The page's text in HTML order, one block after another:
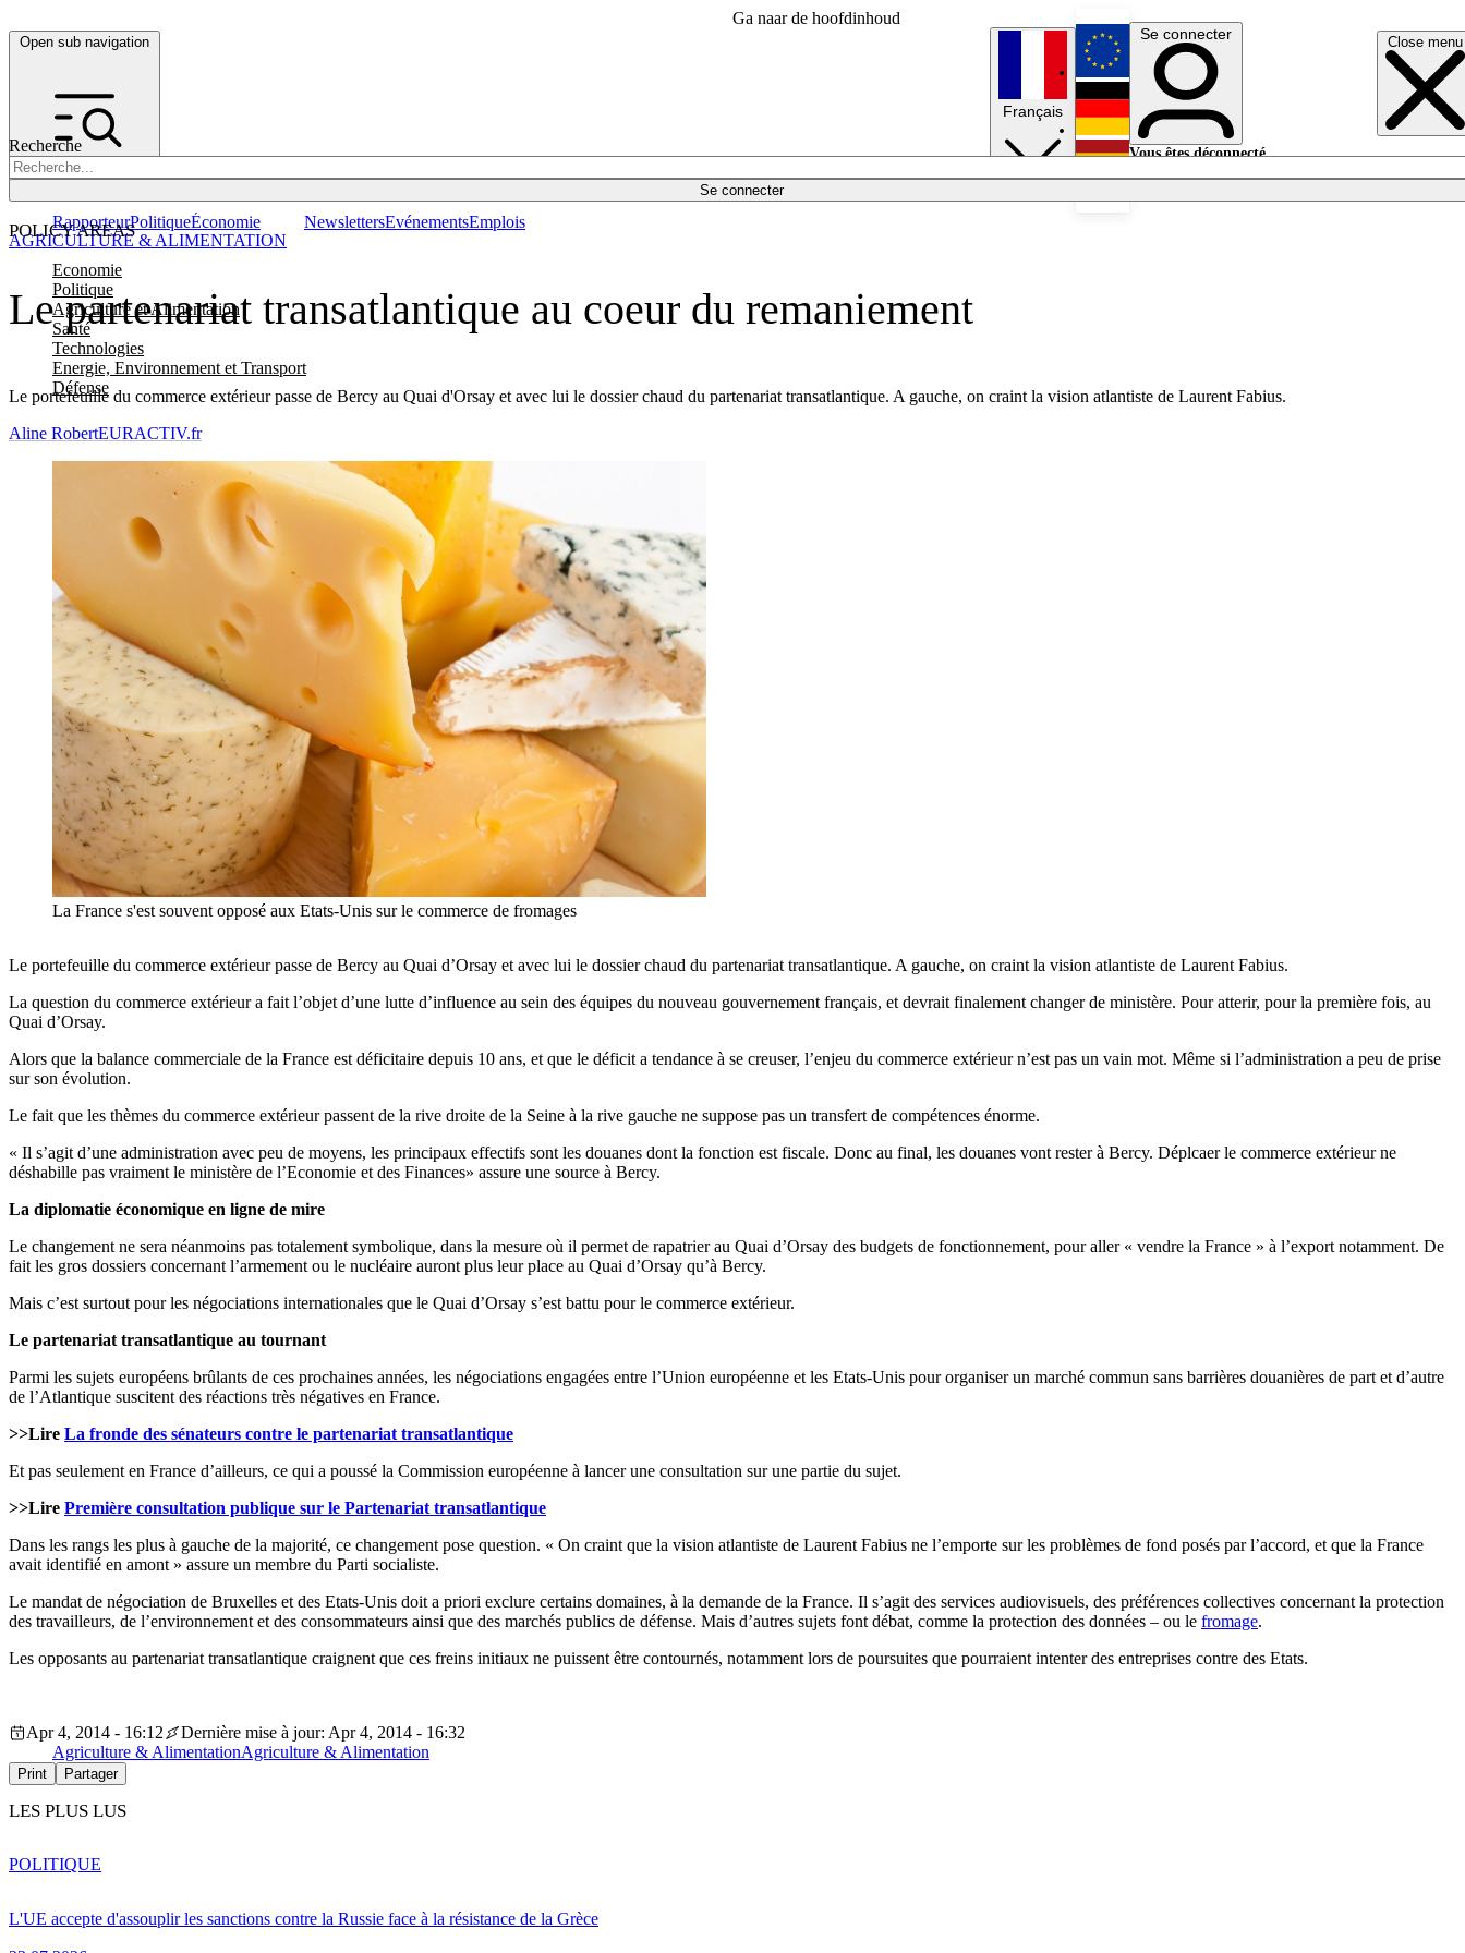
Ga naar de hoofdinhoud
Open sub navigation Close menu
Recherche
Se connecter
POLICY AREAS
Economie
Politique
Agriculture et Alimentation
Santé
Technologies
Energie, Environnement et Transport
Défense
RapporteurPolitiqueÉconomie NewslettersEvénementsEmplois
Français
English
Deutsch
Se connecter
Vous êtes déconnecté.
Le partenariat transatlantique au coeur du remaniement
Le portefeuille du commerce extérieur passe de Bercy au Quai d'Orsay et avec lui le dossier chaud du partenariat transatlantique. A gauche, on craint la vision atlantiste de Laurent Fabius.
AGRICULTURE & ALIMENTATION
Aline RobertEURACTIV.fr
La France s'est souvent opposé aux Etats-Unis sur le commerce de fromages
Le portefeuille du commerce extérieur passe de Bercy au Quai d’Orsay et avec lui le dossier chaud du partenariat transatlantique. A gauche, on craint la vision atlantiste de Laurent Fabius.
La question du commerce extérieur a fait l’objet d’une lutte d’influence au sein des équipes du nouveau gouvernement français, et devrait finalement changer de ministère. Pour atterir, pour la première fois, au
Quai d’Orsay.
Alors que la balance commerciale de la France est déficitaire depuis 10 ans, et que le déficit a tendance à se creuser, l’enjeu du commerce extérieur n’est pas un vain mot. Même si l’administration a peu de prise
sur son évolution.
Le fait que les thèmes du commerce extérieur passent de la rive droite de la Seine à la rive gauche ne suppose pas un transfert de compétences énorme.
« Il s’agit d’une administration avec peu de moyens, les principaux effectifs sont les douanes dont la fonction est fiscale. Donc au final, les douanes vont rester à Bercy. Déplcaer le commerce extérieur ne
déshabille pas vraiment le ministère de l’Economie et des Finances» assure une source à Bercy.
La diplomatie économique en ligne de mire
Le changement ne sera néanmoins pas totalement symbolique, dans la mesure où il permet de rapatrier au Quai d’Orsay des budgets de fonctionnement, pour aller « vendre la France » à l’export notamment. De
fait les gros dossiers concernant l’armement ou le nucléaire auront plus leur place au Quai d’Orsay qu’à Bercy.
Mais c’est surtout pour les négociations internationales que le Quai d’Orsay s’est battu pour le commerce extérieur.
Le partenariat transatlantique au tournant
Parmi les sujets européens brûlants de ces prochaines années, les négociations engagées entre l’Union européenne et les Etats-Unis pour organiser un marché commun sans barrières douanières de part et d’autre
de l’Atlantique suscitent des réactions très négatives en France.
>>Lire La fronde des sénateurs contre le partenariat transatlantique
Et pas seulement en France d’ailleurs, ce qui a poussé la Commission européenne à lancer une consultation sur une partie du sujet.
>>Lire Première consultation publique sur le Partenariat transatlantique
Dans les rangs les plus à gauche de la majorité, ce changement pose question. « On craint que la vision atlantiste de Laurent Fabius ne l’emporte sur les problèmes de fond posés par l’accord, et que la France
avait identifié en amont » assure un membre du Parti socialiste.
Le mandat de négociation de Bruxelles et des Etats-Unis doit a priori exclure certains domaines, à la demande de la France. Il s’agit des services audiovisuels, des préférences collectives concernant la protection
des travailleurs, de l’environnement et des consommateurs ainsi que des marchés publics de défense. Mais d’autres sujets font débat, comme la protection des données – ou le fromage.
Les opposants au partenariat transatlantique craignent que ces freins initiaux ne puissent être contournés, notamment lors de poursuites que pourraient intenter des entreprises contre des Etats.
Apr 4, 2014 - 16:12
Dernière mise à jour: Apr 4, 2014 - 16:32
Agriculture & AlimentationAgriculture & Alimentation
Print Partager
LES PLUS LUS
L'UE accepte d'assouplir les sanctions contre la Russie face à la résistance de la Grèce
POLITIQUE